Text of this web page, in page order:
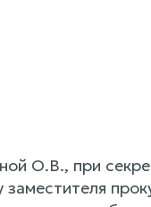
О.В., при